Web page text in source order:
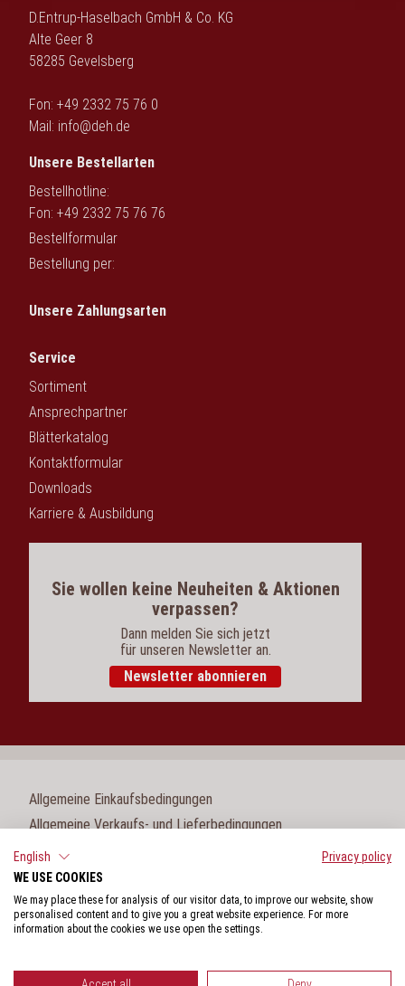
D.Entrup-Haselbach GmbH & Co. KG
Alte Geer 8
58285 Gevelsberg
Fon: +49 2332 75 76 0
Mail: info@deh.de
Unsere Bestellarten
Bestellhotline:
Fon: +49 2332 75 76 76
Bestellformular
Bestellung per:
Unsere Zahlungsarten
Service
Sortiment
Ansprechpartner
Blätterkatalog
Kontaktformular
Downloads
Karriere & Ausbildung
Sie wollen keine Neuheiten & Aktionen
verpassen?
Dann melden Sie sich jetzt
für unseren Newsletter an.
Newsletter abonnieren
Allgemeine Einkaufsbedingungen
Allgemeine Verkaufs- und Lieferbedingungen
Impressum
Datenschutz
English
Privacy policy
WE USE COOKIES
We may place these for analysis of our visitor data, to improve our website, show
personalised content and to give you a great website experience. For more
information about the cookies we use open the settings.